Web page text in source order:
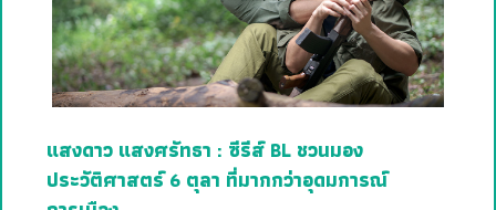
แสงดาว แสงศรัทธา : ซีรีส์ BL ชวนมอง
ประวัติศาสตร์ 6 ตุลา ที่มากกว่าอุดมการณ์